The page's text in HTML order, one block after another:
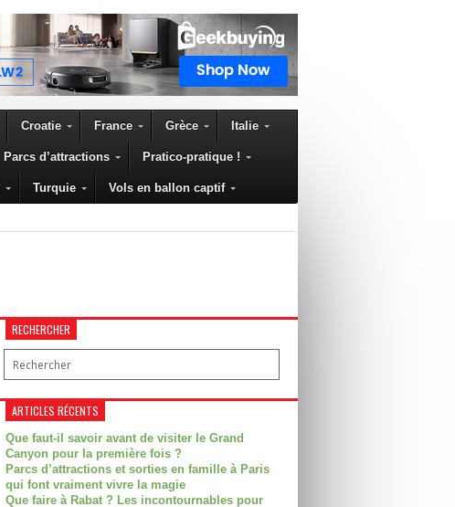
Croatie France Grèce Italie
Parcs d’attractions Pratico-pratique !
Turquie Vols en ballon captif
RECHERCHER
ARTICLES RÉCENTS
Que faut-il savoir avant de visiter le Grand
Canyon pour la première fois ?
Parcs d’attractions et sorties en famille à Paris
qui font vraiment vivre la magie
Que faire à Rabat ? Les incontournables pour